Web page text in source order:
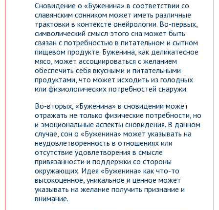
Сновидение о «Буженина» в соответствии со
славянским сонником может иметь различные
трактовки в контексте онейрологии. Во-первых,
символический смысл этого сна может быть
связан с потребностью в питательном и сытном
пищевом продукте. Буженина, как деликатесное
мясо, может ассоциироваться с желанием
обеспечить себя вкусными и питательными
продуктами, что может исходить из голодных
или физиологических потребностей снаружи.
Во-вторых, «Буженина» в сновидении может
отражать не только физические потребности, но
и эмоциональные аспекты сновидения. В данном
случае, сон о «Буженина» может указывать на
неудовлетворенность в отношениях или
отсутствие удовлетворения в смысле
привязанности и поддержки со стороны
окружающих. Идея «Буженина» как что-то
высокоценное, уникальное и ценное может
указывать на желание получить признание и
внимание.